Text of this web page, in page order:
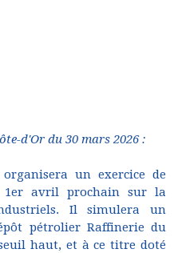
d'Or du 30 mars 2026 :
organisera un exercice de
1er avril prochain sur la
Il simulera un
pétrolier Raffinerie du
haut, et à ce titre doté